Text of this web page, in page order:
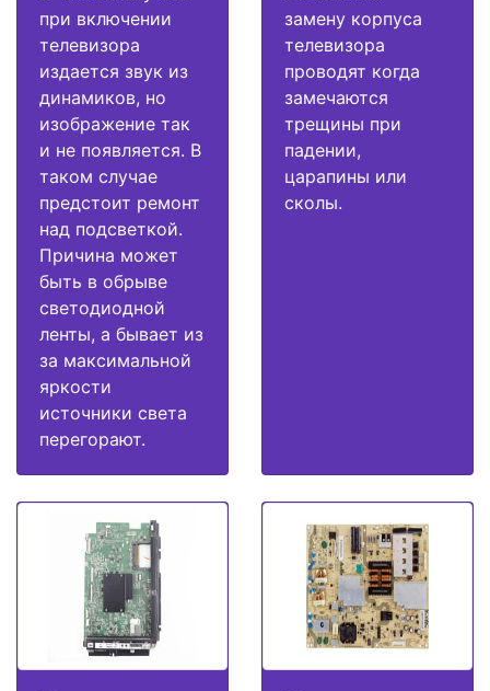
при включении
телевизора
издается звук из
динамиков, но
изображение так
и не появляется. В
таком случае
предстоит ремонт
над подсветкой.
Причина может
быть в обрыве
светодиодной
ленты, а бывает из
за максимальной
яркости
источники света
перегорают.
замену корпуса
телевизора
проводят когда
замечаются
трещины при
падении,
царапины или
сколы.